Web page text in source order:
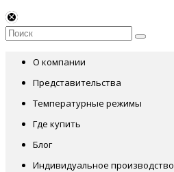
О компании
Представительства
Температурные режимы
Где купить
Блог
Индивидуальное производство